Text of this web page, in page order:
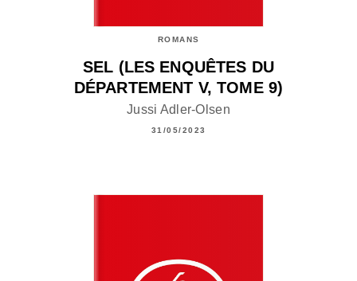
ROMANS
SEL (LES ENQUÊTES DU
DÉPARTEMENT V, TOME 9)
Jussi Adler-Olsen
31/05/2023